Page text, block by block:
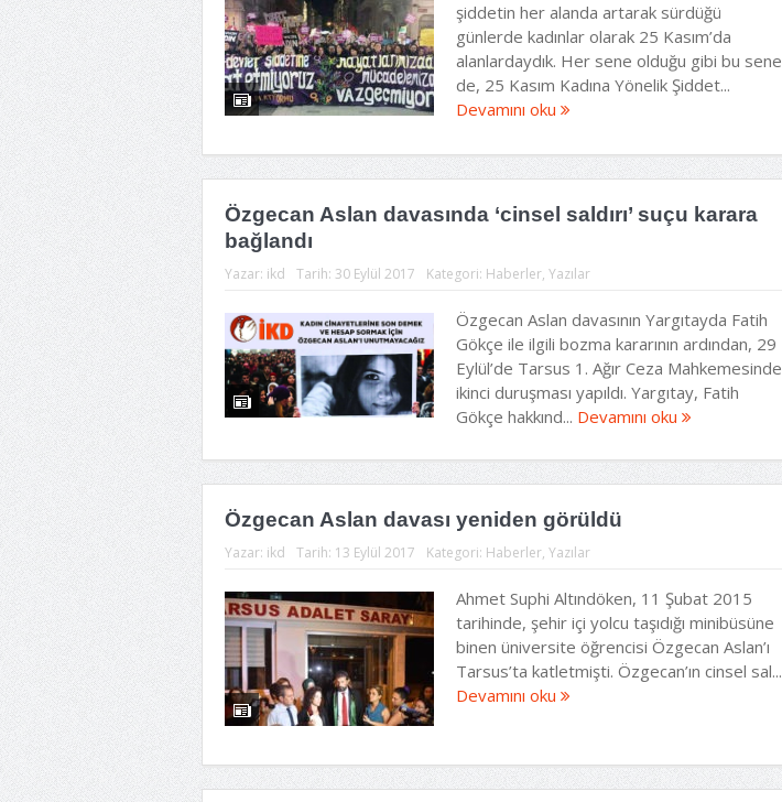
şiddetin her alanda artarak sürdüğü
günlerde kadınlar olarak 25 Kasım’da
alanlardaydık. Her sene olduğu gibi bu sene
de, 25 Kasım Kadına Yönelik Şiddet...
Devamını oku
Özgecan Aslan davasında ‘cinsel saldırı’ suçu karara
bağlandı
Yazar: ikd Tarih: 30 Eylül 2017 Kategori: Haberler, Yazılar
Özgecan Aslan davasının Yargıtayda Fatih
Gökçe ile ilgili bozma kararının ardından, 29
Eylül’de Tarsus 1. Ağır Ceza Mahkemesinde
ikinci duruşması yapıldı. Yargıtay, Fatih
Gökçe hakkınd... Devamını oku
Özgecan Aslan davası yeniden görüldü
Yazar: ikd Tarih: 13 Eylül 2017 Kategori: Haberler, Yazılar
Ahmet Suphi Altındöken, 11 Şubat 2015
tarihinde, şehir içi yolcu taşıdığı minibüsüne
binen üniversite öğrencisi Özgecan Aslan’ı
Tarsus’ta katletmişti. Özgecan’ın cinsel sal...
Devamını oku